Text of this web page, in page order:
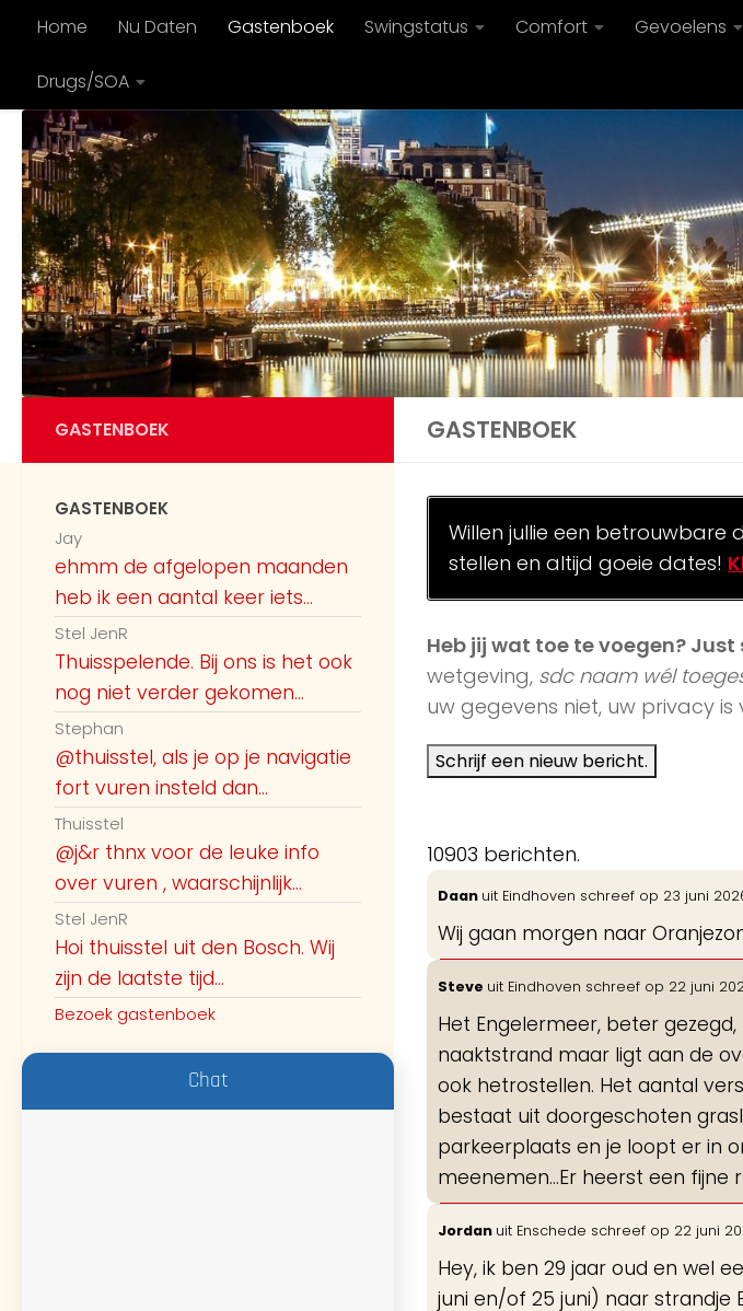
Doorgaan naar inhoud
Home Nu Daten Gastenboek Swingstatus Comfort Gevoelens
Drugs/SOA
GASTENBOEK
Willen jullie een betrouwbare
stellen en altijd goeie dates!
Heb jij wat toe te voegen? Just
wetgeving, sdc naam wél
uw gegevens niet, uw privacy
10903 berichten.
Daan uit Eindhoven schreef op 23 juni
Wij gaan morgen naar
Steve uit Eindhoven schreef op 22 juni
Het Engelermeer, beter
naaktstrand maar ligt aan de
ook hetrostellen. Het aantal
bestaat uit doorgeschoten
parkeerplaats en je loopt er in
meenemen…Er heerst een fijne
Jordan uit Enschede schreef op 22 juni
Hey, ik ben 29 jaar oud en wel
juni en/of 25 juni) naar strandje
GASTENBOEK
GASTENBOEK
Jay
ehmm de afgelopen maanden
heb ik een aantal keer iets...
Stel JenR
Thuisspelende. Bij ons is het ook
nog niet verder gekomen...
Stephan
@thuisstel, als je op je navigatie
fort vuren insteld dan...
Thuisstel
@j&r thnx voor de leuke info
over vuren , waarschijnlijk...
Stel JenR
Hoi thuisstel uit den Bosch. Wij
zijn de laatste tijd...
Bezoek gastenboek
Chat